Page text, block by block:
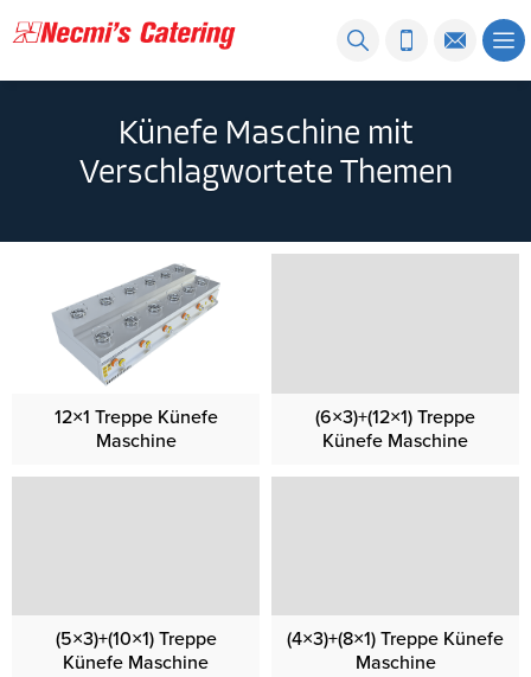
Künefe Maschine mit
Verschlagwortete Themen
12×1 Treppe Künefe
Maschine
(6×3)+(12×1) Treppe
Künefe Maschine
(5×3)+(10×1) Treppe
Künefe Maschine
(4×3)+(8×1) Treppe Künefe
Maschine